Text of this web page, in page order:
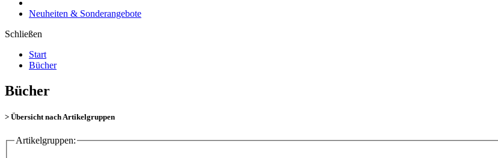
Neuheiten & Sonderangebote
Schließen
Start
Bücher
Bücher
> Übersicht nach Artikelgruppen
Artikelgruppen: